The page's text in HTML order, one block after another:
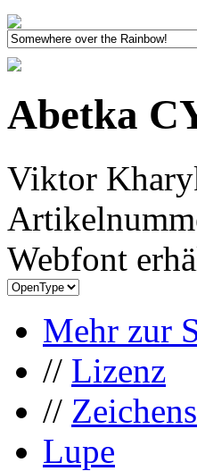
Abetka
Viktor
Webfont
Mehr zur
// Lizenz
//
Lupe